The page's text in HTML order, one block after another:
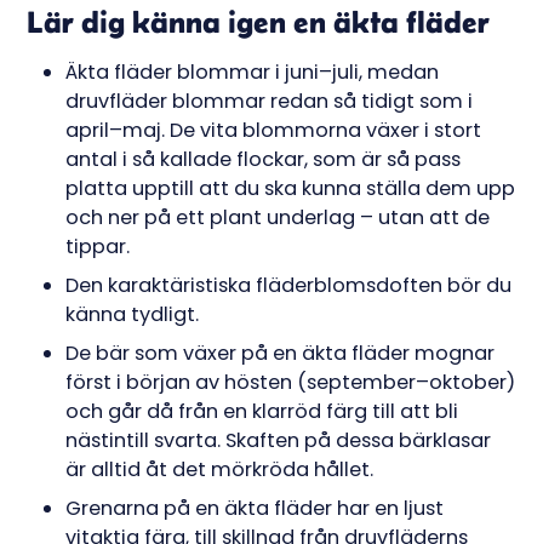
Lär dig känna igen en äkta fläder
Äkta fläder blommar i juni–juli, medan
druvfläder blommar redan så tidigt som i
april–maj. De vita blommorna växer i stort
antal i så kallade flockar, som är så pass
platta upptill att du ska kunna ställa dem upp
och ner på ett plant underlag – utan att de
tippar.
Den karaktäristiska fläderblomsdoften bör du
känna tydligt.
De bär som växer på en äkta fläder mognar
först i början av hösten (september–oktober)
och går då från en klarröd färg till att bli
nästintill svarta. Skaften på dessa bärklasar
är alltid åt det mörkröda hållet.
Grenarna på en äkta fläder har en ljust
vitaktig färg, till skillnad från druvfläderns